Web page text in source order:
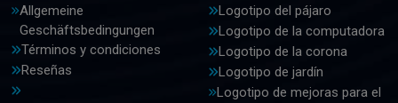
Allgemeine
Geschäftsbedingungen
Términos y condiciones
Reseñas
Logotipo del pájaro
Logotipo de la computadora
Logotipo de la corona
Logotipo de jardín
Logotipo de mejoras para el